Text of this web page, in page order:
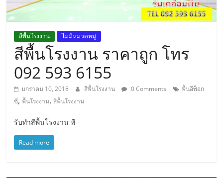
สีพื้นโรงงาน ไม่มีหมวดหมู่
สีพื้นโรงงาน ราคาถูก โทร
092 593 6155
มกราคม 10, 2018 สีพื้นโรงงาน 0 Comments
พื้นอีพ็อก
ซี่,พื้นโรงงาน,สีพื้นโรงงาน
รับทำสีพื้นโรงงาน พื
Read more